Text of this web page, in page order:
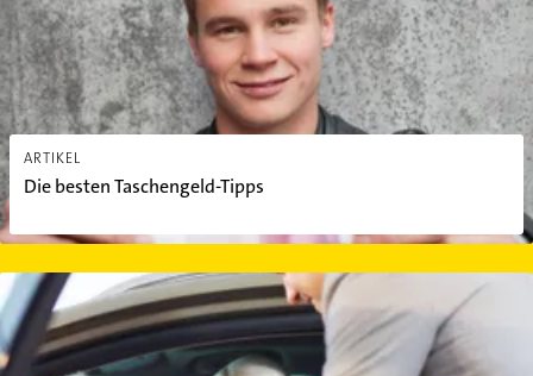
ARTIKEL
Die besten Taschengeld-Tipps
Probefahrt: So können Sie sich absichern